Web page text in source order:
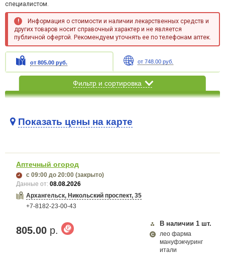
специалистом.
Информация о стоимости и наличии лекарственных средств и
других товаров носит справочный характер и не является
публичной офертой. Рекомендуем уточнять ее по телефонам аптек.
от 805.00 руб. от 748.00 руб.
Фильтр и сортировка
Карта загружается...
Показать цены на карте
Аптечный огород
с 09:00 до 20:00 (закрыто)
Данные от:08.08.2026
Архангельск, Никольский проспект, 35
+7-8182-23-00-43
805.00 р.
В наличии 1 шт.
лео фарма
мануфэкчуринг
итали